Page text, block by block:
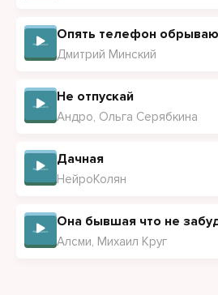
Смех в голосовухах эхом бьёт в
Я тону без шанса выбраться назад
Опять телефон
Дмитрий Минский
Не отпускай
Андро, Ольга Серябкина
Дачная
НейроКолян
Она бывшая что не
Алсми, Михаил Круг